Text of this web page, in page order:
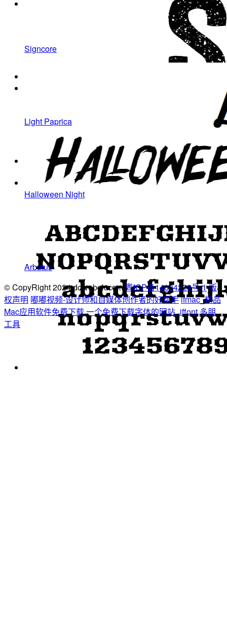
Signcore
Light Paprica
Halloween Night
Arbutus
© CopyRight 2024 dowebok.com 粤ICP备14034220号-1版
权声明 嘟嘟视频-设计师和自媒体创作者的好帮手ifmac_精品
Mac应用软件免费下载一个免费下载字体的网站_iffont多朋
工具